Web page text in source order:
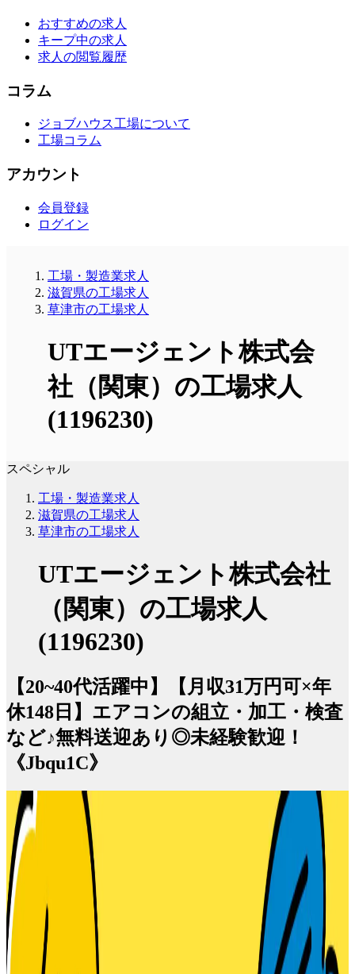
おすすめの求人
キープ中の求人
求人の閲覧履歴
コラム
ジョブハウス工場について
工場コラム
アカウント
会員登録
ログイン
工場・製造業求人
滋賀県の工場求人
草津市の工場求人
UTエージェント株式会
社（関東）の工場求人
(1196230)
スペシャル
工場・製造業求人
滋賀県の工場求人
草津市の工場求人
UTエージェント株式会社
（関東）の工場求人
(1196230)
【20~40代活躍中】【月収31万円可×年
休148日】エアコンの組立・加工・検査
など♪無料送迎あり◎未経験歓迎！
《Jbqu1C》